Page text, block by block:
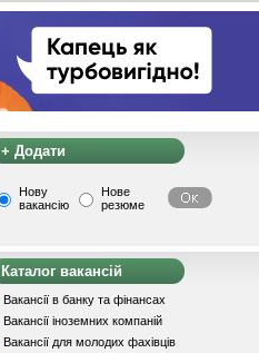
+ Додати
Нову
вакансію
Нове
резюме
Каталог вакансій
Вакансії в банку та фінансах
Вакансії іноземних компаній
Вакансії для молодих фахівців